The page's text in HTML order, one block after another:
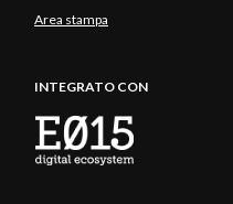
Area stampa
INTEGRATO CON